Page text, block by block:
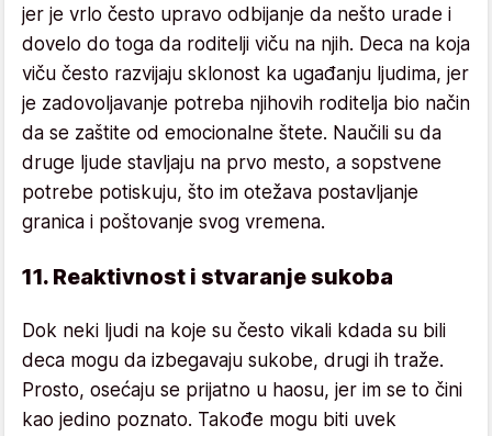
jer je vrlo često upravo odbijanje da nešto urade i
dovelo do toga da roditelji viču na njih. Deca na koja
viču često razvijaju sklonost ka ugađanju ljudima, jer
je zadovoljavanje potreba njihovih roditelja bio način
da se zaštite od emocionalne štete. Naučili su da
druge ljude stavljaju na prvo mesto, a sopstvene
potrebe potiskuju, što im otežava postavljanje
granica i poštovanje svog vremena.
11. Reaktivnost i stvaranje sukoba
Dok neki ljudi na koje su često vikali kdada su bili
deca mogu da izbegavaju sukobe, drugi ih traže.
Prosto, osećaju se prijatno u haosu, jer im se to čini
kao jedino poznato. Takođe mogu biti uvek